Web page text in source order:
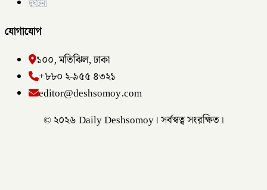
দুর্ঘটনা
যোগাযোগ
১০০, মতিঝিল, ঢাকা
+৮৮০ ২-৯৫৫ ৪৩২১
editor@deshsomoy.com
© ২০২৬ Daily Deshsomoy। সর্বস্বত্ব সংরক্ষিত।